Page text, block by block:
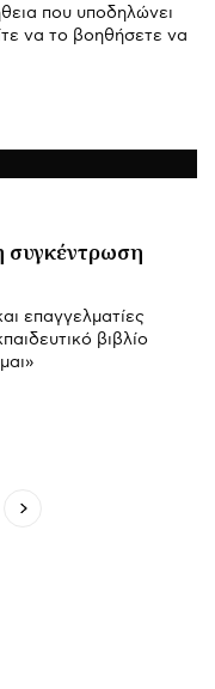
που υποδηλώνει
να το βοηθήσετε να
συγκέντρωση
επαγγελματίες
βιβλίο